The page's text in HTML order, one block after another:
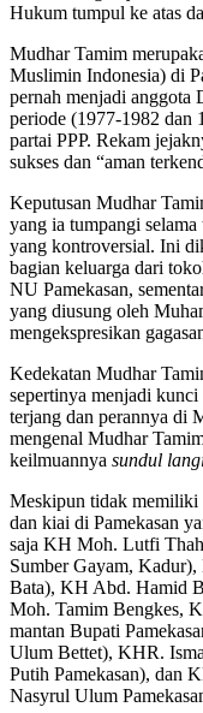
Hukum tumpul ke atas
Mudhar Tamim
Muslimin Indonesia) di
pernah menjadi anggota
periode (1977-1982 dan
partai PPP. Rekam
sukses dan “aman
Keputusan Mudhar
yang ia tumpangi
yang kontroversial. Ini
bagian keluarga dari
NU Pamekasan,
yang diusung oleh
mengekspresikan
Kedekatan Mudhar
sepertinya menjadi
terjang dan perannya di
mengenal Mudhar
keilmuannya sundul
Meskipun tidak memiliki
dan kiai di Pamekasan
saja KH Moh. Lutfi
Sumber Gayam,
Bata), KH Abd. Hamid
Moh. Tamim Bengkes,
mantan Bupati
Ulum Bettet), KHR.
Putih Pamekasan), dan
Nasyrul Ulum